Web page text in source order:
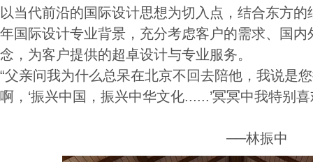
以当代前沿的国际设计思想为切入点，结合东方
年国际设计专业背景，充分考虑客户的需求、国
念，为客户提供的超卓设计与专业服务。
“父亲问我为什么总呆在北京不回去陪他，我说是
啊，‘振兴中国，振兴中华文化......’冥冥中
──林振中